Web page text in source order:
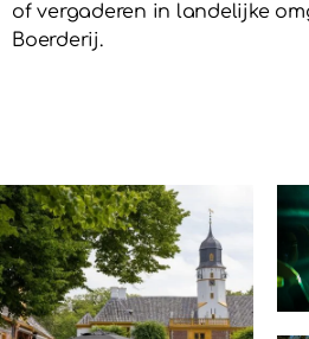
of vergaderen in landelijke
Boerderij.